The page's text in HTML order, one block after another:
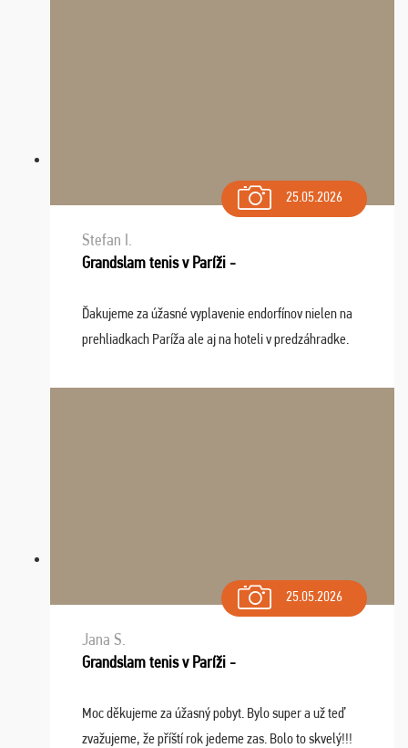
25.05.2026
Stefan I.
Grandslam tenis v Paríži -
Ďakujeme za úžasné vyplavenie endorfínov nielen na
prehliadkach Paríža ale aj na hoteli v predzáhradke.
spomínať a zväžujeme repete budúci rok : ...
25.05.2026
Jana S.
Grandslam tenis v Paríži -
Moc děkujeme za úžasný pobyt. Bylo super a už teď
zvažujeme, že příští rok jedeme zas. Bolo to skvelý!!!